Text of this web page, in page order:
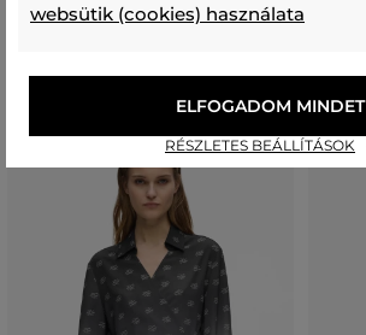
Ajánlott termékek
websütik (cookies) használata
RÉSZLETES BEÁLLÍTÁSOK
ELFOGADOM MINDET